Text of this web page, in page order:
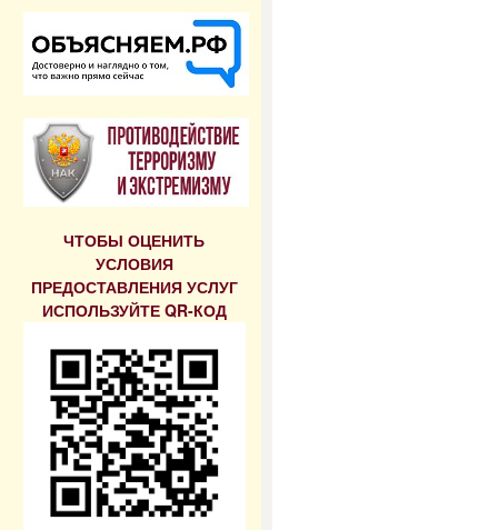
ЧТОБЫ ОЦЕНИТЬ
УСЛОВИЯ
ПРЕДОСТАВЛЕНИЯ УСЛУГ
ИСПОЛЬЗУЙТЕ QR-КОД